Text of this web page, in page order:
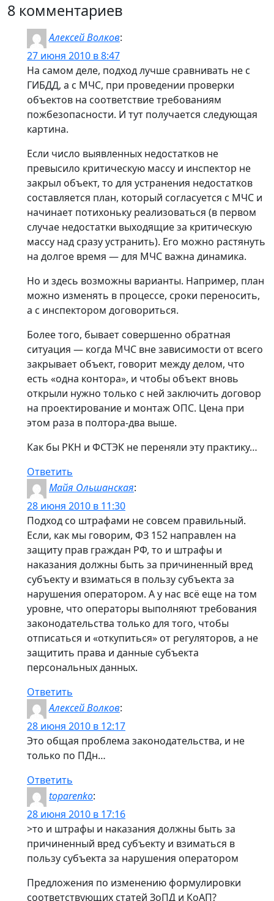
8 комментариев
Алексей Волков:
27 июня 2010 в 8:47
На самом деле, подход лучше сравнивать не с
ГИБДД, а с МЧС, при проведении проверки
объектов на соответствие требованиям
пожбезопасности. И тут получается следующая
картина.
Если число выявленных недостатков не
превысило критическую массу и инспектор не
закрыл объект, то для устранения недостатков
составляется план, который согласуется с МЧС и
начинает потихоньку реализоваться (в первом
случае недостатки выходящие за критическую
массу над сразу устранить). Его можно растянуть
на долгое время — для МЧС важна динамика.
Но и здесь возможны варианты. Например, план
можно изменять в процессе, сроки переносить,
а с инспектором договориться.
Более того, бывает совершенно обратная
ситуация — когда МЧС вне зависимости от всего
закрывает объект, говорит между делом, что
есть «одна контора», и чтобы объект вновь
открыли нужно только с ней заключить договор
на проектирование и монтаж ОПС. Цена при
этом раза в полтора-два выше.
Как бы РКН и ФСТЭК не переняли эту практику…
Ответить
Майя Ольшанская:
28 июня 2010 в 11:30
Подход со штрафами не совсем правильный.
Если, как мы говорим, ФЗ 152 направлен на
защиту прав граждан РФ, то и штрафы и
наказания должны быть за причиненный вред
субъекту и взиматься в пользу субъекта за
нарушения оператором. А у нас всё еще на том
уровне, что операторы выполняют требования
законодательства только для того, чтобы
отписаться и «откупиться» от регуляторов, а не
защитить права и данные субъекта
персональных данных.
Ответить
Алексей Волков:
28 июня 2010 в 12:17
Это общая проблема законодательства, и не
только по ПДн…
Ответить
toparenko:
28 июня 2010 в 17:16
>то и штрафы и наказания должны быть за
причиненный вред субъекту и взиматься в
пользу субъекта за нарушения оператором
Предложения по изменению формулировки
соответствующих статей ЗоПД и КоАП?